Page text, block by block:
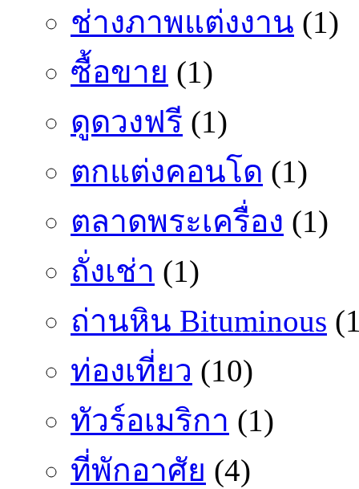
ช่างภาพแต่งงาน (1)
ซื้อขาย (1)
ดูดวงฟรี (1)
ตกแต่งคอนโด (1)
ตลาดพระเครื่อง (1)
ถั่งเช่า (1)
ถ่านหิน Bituminous
ท่องเที่ยว (10)
ทัวร์อเมริกา (1)
ที่พักอาศัย (4)